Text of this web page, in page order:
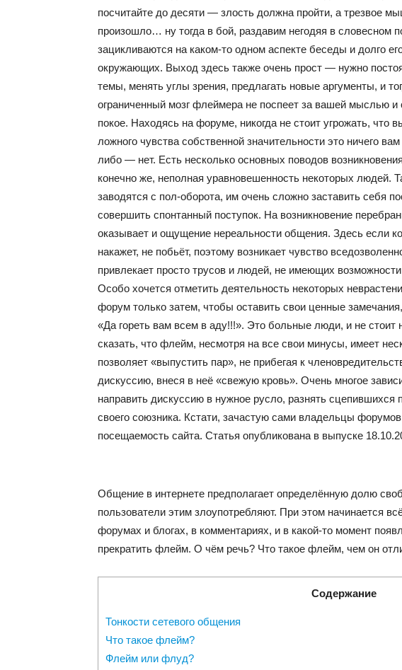
посчитайте до десяти — злость должна пройти, а трезвое
произошло… ну тогда в бой, раздавим негодяя в словесном
зацикливаются на каком-то одном аспекте беседы и долго
окружающих. Выход здесь также очень прост — нужно
темы, менять углы зрения, предлагать новые аргументы, и
ограниченный мозг флеймера не поспеет за вашей мыслью и
покое. Находясь на форуме, никогда не стоит угрожать, что
ложного чувства собственной значительности это ничего
либо — нет. Есть несколько основных поводов
конечно же, неполная уравновешенность некоторых людей.
заводятся с пол-оборота, им очень сложно заставить себя
совершить спонтанный поступок. На возникновение
оказывает и ощущение нереальности общения. Здесь если
накажет, не побьёт, поэтому возникает чувство
привлекает просто трусов и людей, не имеющих
Особо хочется отметить деятельность некоторых
форум только затем, чтобы оставить свои ценные
«Да гореть вам всем в аду!!!». Это больные люди, и не стоит
сказать, что флейм, несмотря на все свои минусы, имеет
позволяет «выпустить пар», не прибегая к
дискуссию, внеся в неё «свежую кровь». Очень многое
направить дискуссию в нужное русло, разнять сцепившихся
своего союзника. Кстати, зачастую сами владельцы
посещаемость сайта. Статья опубликована в выпуске
Общение в интернете предполагает определённую долю
пользователи этим злоупотребляют. При этом начинается
форумах и блогах, в комментариях, и в какой-то момент
прекратить флейм. О чём речь? Что такое флейм, чем он
Содержание
Тонкости сетевого общения
Что такое флейм?
Флейм или флуд?